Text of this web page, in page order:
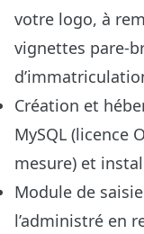
votre logo, à
vignettes pare-
Création et
MySQL (licence
mesure) et
Module de
l’administré en